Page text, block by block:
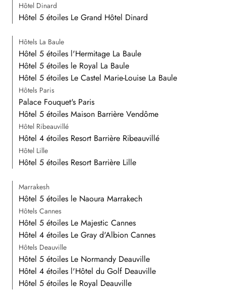
Hôtel Dinard
Hôtel 5 étoiles Le Grand Hôtel Dinard
Hôtels La Baule
Hôtel 5 étoiles l'Hermitage La Baule
Hôtel 5 étoiles le Royal La Baule
Hôtel 5 étoiles Le Castel Marie-Louise La Baule
Hôtels Paris
Palace Fouquet's Paris
Hôtel 5 étoiles Maison Barrière Vendôme
Hôtel Ribeauvillé
Hôtel 4 étoiles Resort Barrière Ribeauvillé
Hôtel Lille
Hôtel 5 étoiles Resort Barrière Lille
Marrakesh
Hôtel 5 étoiles le Naoura Marrakech
Hôtels Cannes
Hôtel 5 étoiles Le Majestic Cannes
Hôtel 4 étoiles Le Gray d'Albion Cannes
Hôtels Deauville
Hôtel 5 étoiles Le Normandy Deauville
Hôtel 4 étoiles l'Hôtel du Golf Deauville
Hôtel 5 étoiles le Royal Deauville